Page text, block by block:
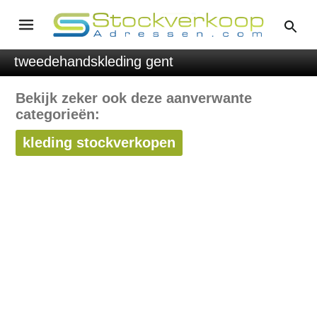
tweedehandskleding gent
Bekijk zeker ook deze aanverwante
categorieën:
kleding stockverkopen